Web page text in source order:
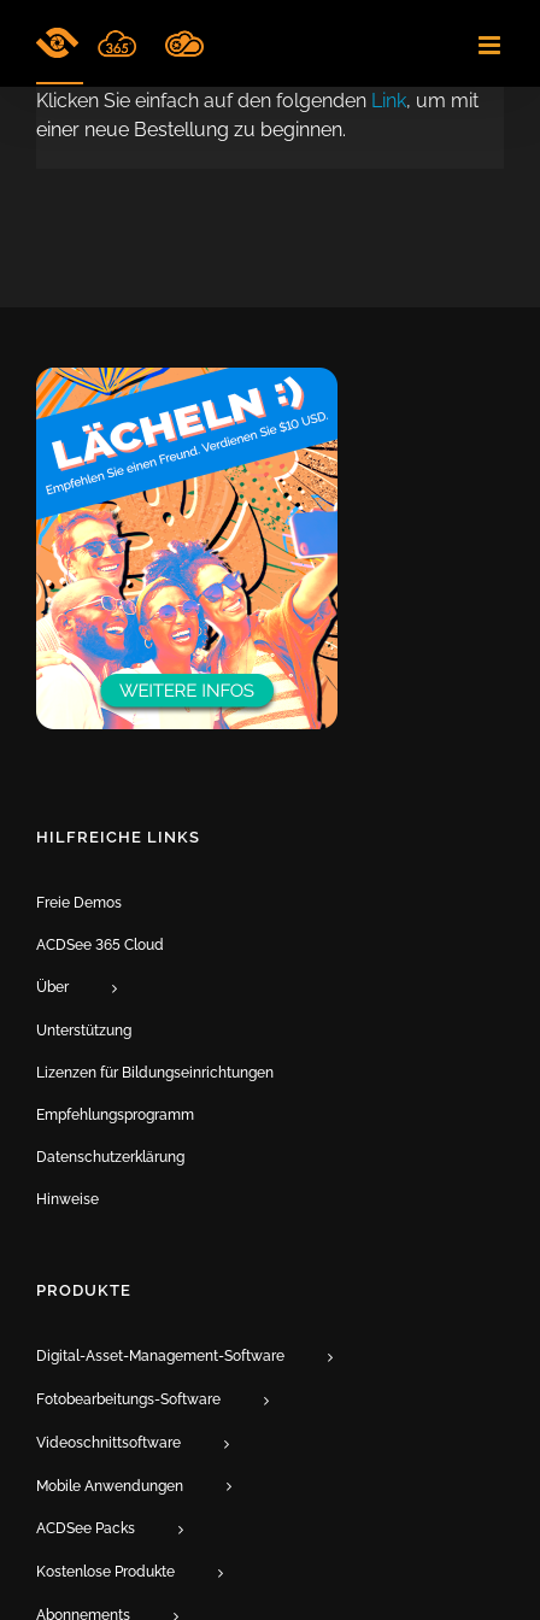
Klicken Sie einfach auf den folgenden Link, um mit
einer neue Bestellung zu beginnen.
HILFREICHE LINKS
Freie Demos
ACDSee 365 Cloud
Über
Unterstützung
Lizenzen für Bildungseinrichtungen
Empfehlungsprogramm
Datenschutzerklärung
Hinweise
PRODUKTE
Digital-Asset-Management-Software
Fotobearbeitungs-Software
Videoschnittsoftware
Mobile Anwendungen
ACDSee Packs
Kostenlose Produkte
Abonnements